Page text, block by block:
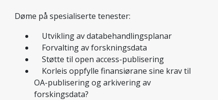
Døme på spesialiserte tenester:
Utvikling av databehandlingsplanar
Forvalting av forskningsdata
Støtte til open access-publisering
Korleis oppfylle finansiørane sine krav til
OA-publisering og arkivering av
forskingsdata?